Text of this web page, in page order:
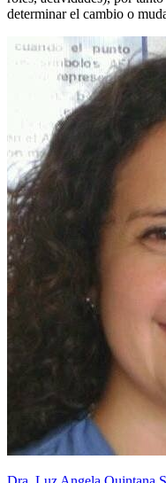
determinar el cambio o